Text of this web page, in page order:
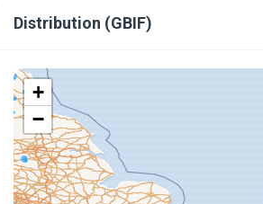
Distribution (GBIF)
+
−